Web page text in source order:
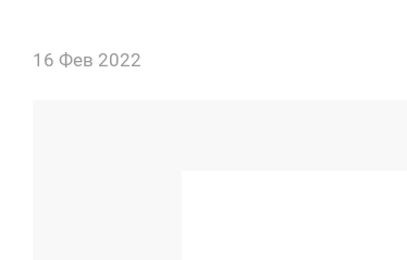
16 Фев 2022